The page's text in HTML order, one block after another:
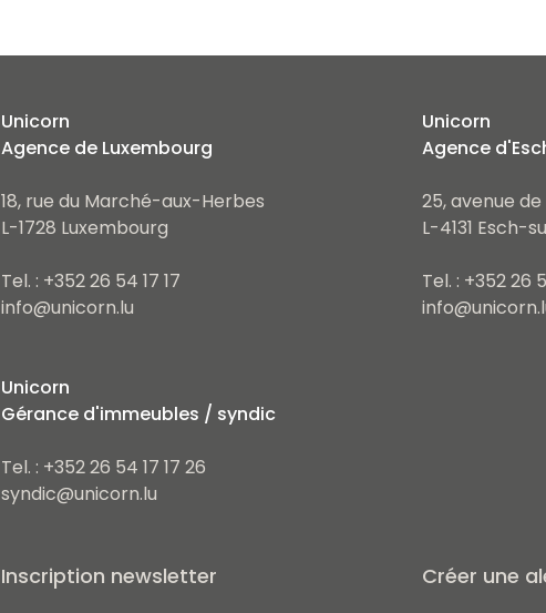
Unicorn
Agence de Luxembourg
18, rue du Marché-aux-Herbes
L-1728 Luxembourg
Tel. : +352 26 54 17 17
info@unicorn.lu
Unicorn
Agence
25, avenue
L-4131 Esch-
Tel. : +352 26
Unicorn
Gérance d'immeubles / syndic
Tel. : +352 26 54 17 17 26
syndic@unicorn.lu
Inscription newsletter Créer une